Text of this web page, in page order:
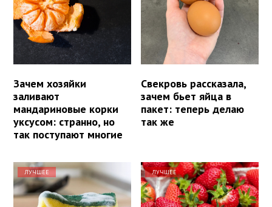
Зачем хозяйки
заливают
мандариновые корки
уксусом: странно, но
так поступают многие
Свекровь рассказала,
зачем бьет яйца в
пакет: теперь делаю
так же
ЛУЧШЕЕ ЛУЧШЕЕ